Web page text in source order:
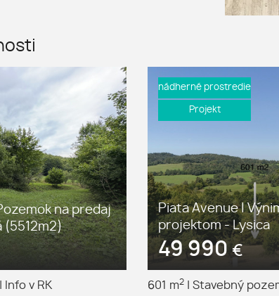
na predaj
(5512m2)
Info v RK
nádherné prostredie
Projekt
Piata Avenue |
projektom - Lysica
49 990€
601 m2 Stavebný